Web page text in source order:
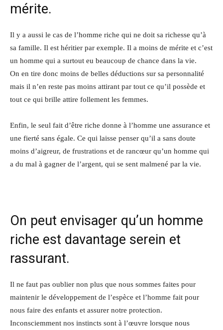
mérite.
Il y a aussi le cas de l’homme riche qui ne doit sa richesse qu’à
sa famille. Il est héritier par exemple. Il a moins de mérite et c’est
un homme qui a surtout eu beaucoup de chance dans la vie.
On en tire donc moins de belles déductions sur sa personnalité
mais il n’en reste pas moins attirant par tout ce qu’il possède et
tout ce qui brille attire follement les femmes.
Enfin, le seul fait d’être riche donne à l’homme une assurance et
une fierté sans égale. Ce qui laisse penser qu’il a sans doute
moins d’aigreur, de frustrations et de rancœur qu’un homme qui
a du mal à gagner de l’argent, qui se sent malmené par la vie.
On peut envisager qu’un homme
riche est davantage serein et
rassurant.
Il ne faut pas oublier non plus que nous sommes faites pour
maintenir le développement de l’espèce et l’homme fait pour
nous faire des enfants et assurer notre protection.
Inconsciemment nos instincts sont à l’œuvre lorsque nous